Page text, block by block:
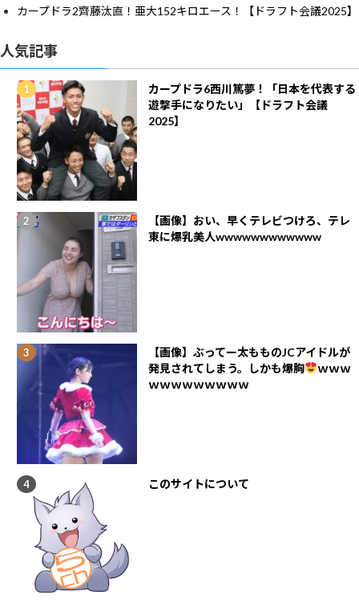
カープドラ2齊藤汰直！亜大152キロエース！【ドラフト会議2025】
人気記事
カープドラ6西川篤夢！「日本を代表する
遊撃手になりたい」【ドラフト会議
2025】
【画像】おい、早くテレビつけろ、テレ
東に爆乳美人wwwwwwwwwwww
【画像】ぶってー太もものJCアイドルが
発見されてしまう。しかも爆胸
ｗｗｗ
ｗｗｗｗｗｗｗｗｗ
このサイトについて